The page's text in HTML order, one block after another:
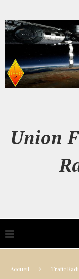
Union
Accueil Trafic